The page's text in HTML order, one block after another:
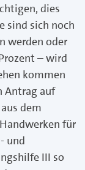
dies
sind sich noch
werden oder
– wird
kommen
Antrag auf
dem
für
und
III so